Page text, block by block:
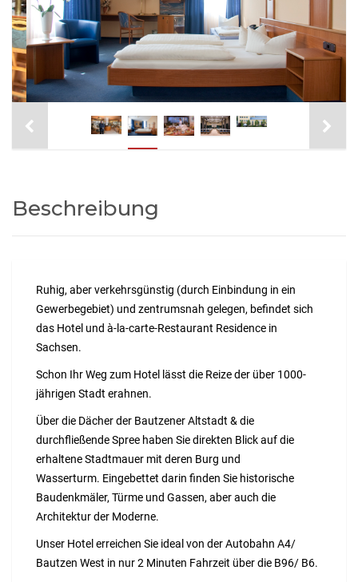
Beschreibung
Ruhig, aber verkehrsgünstig (durch Einbindung in ein
Gewerbegebiet) und zentrumsnah gelegen, befindet sich
das Hotel und à-la-carte-Restaurant Residence in
Sachsen.
Schon Ihr Weg zum Hotel lässt die Reize der über 1000-
jährigen Stadt erahnen.
Über die Dächer der Bautzener Altstadt & die
durchfließende Spree haben Sie direkten Blick auf die
erhaltene Stadtmauer mit deren Burg und
Wasserturm. Eingebettet darin finden Sie historische
Baudenkmäler, Türme und Gassen, aber auch die
Architektur der Moderne.
Unser Hotel erreichen Sie ideal von der Autobahn A4/
Bautzen West in nur 2 Minuten Fahrzeit über die B96/ B6.